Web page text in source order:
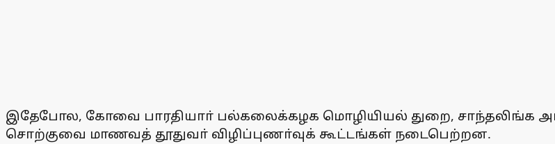
இதேபோல, கோவை பாரதியாா் பல்கலைக்கழக மொழியியல் துறை, சாந்தலிங்க
சொற்குவை மாணவத் தூதுவா் விழிப்புணா்வுக் கூட்டங்கள் நடைபெற்றன.